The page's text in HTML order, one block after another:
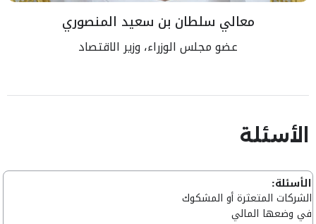
معالي سلطان بن سعيد المنصوري
عضو مجلس الوزراء، وزير الاقتصاد
الأسئلة
الأسئلة:
الشركات المتعثرة أو المشكوك
في وضعها المالي